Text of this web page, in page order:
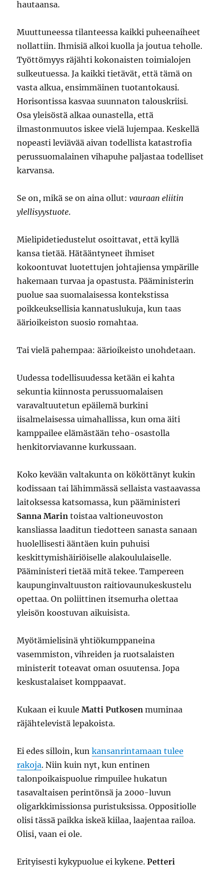
hautaansa.
Muuttuneessa tilanteessa kaikki puheenaiheet
nollattiin. Ihmisiä alkoi kuolla ja joutua teholle.
Työttömyys räjähti kokonaisten toimialojen
sulkeutuessa. Ja kaikki tietävät, että tämä on
vasta alkua, ensimmäinen tuotantokausi.
Horisontissa kasvaa suunnaton talouskriisi.
Osa yleisöstä alkaa ounastella, että
ilmastonmuutos iskee vielä lujempaa. Keskellä
nopeasti leviävää aivan todellista katastrofia
perussuomalainen vihapuhe paljastaa todelliset
karvansa.
Se on, mikä se on aina ollut:vauraan eliitin
ylellisyystuote.
Mielipidetiedustelut osoittavat, että kyllä
kansa tietää. Hätääntyneet ihmiset
kokoontuvat luotettujen johtajiensa ympärille
hakemaan turvaa ja opastusta. Pääministerin
puolue saa suomalaisessa kontekstissa
poikkeuksellisia kannatuslukuja, kun taas
äärioikeiston suosio romahtaa.
Tai vielä pahempaa: äärioikeisto unohdetaan.
Uudessa todellisuudessa ketään ei kahta
sekuntia kiinnosta perussuomalaisen
varavaltuutetun epäilemä burkini
iisalmelaisessa uimahallissa, kun oma äiti
kamppailee elämästään teho-osastolla
henkitorviavanne kurkussaan.
Koko kevään valtakunta on kököttänyt kukin
kodissaan tai lähimmässä sellaista vastaavassa
laitoksessa katsomassa, kun pääministeri
Sanna Marin toistaa valtioneuvoston
kansliassa laaditun tiedotteen sanasta sanaan
huolellisesti ääntäen kuin puhuisi
keskittymishäiriöiselle alakoululaiselle.
Pääministeri tietää mitä tekee. Tampereen
kaupunginvaltuuston raitiovaunukeskustelu
opettaa. On poliittinen itsemurha olettaa
yleisön koostuvan aikuisista.
Myötämielisinä yhtiökumppaneina
vasemmiston, vihreiden ja ruotsalaisten
ministerit toteavat oman osuutensa. Jopa
keskustalaiset komppaavat.
Kukaan ei kuuleMatti Putkosen muminaa
räjähtelevistä lepakoista.
Ei edes silloin, kunkansanrintamaan tulee
rakoja. Niin kuin nyt, kun entinen
talonpoikaispuolue rimpuilee hukatun
tasavaltaisen perintönsä ja 2000-luvun
oligarkkimissionsa puristuksissa. Oppositiolle
olisi tässä paikka iskeä kiilaa, laajentaa railoa.
Olisi, vaan ei ole.
Erityisesti kykypuolue ei kykene. Petteri